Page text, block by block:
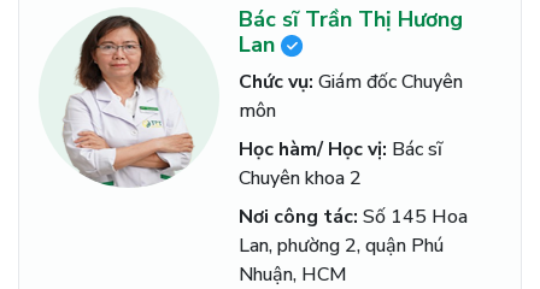
Bác sĩ Trần Thị Hương
Lan
Chức vụ: Giám đốc Chuyên
môn
Học hàm/ Học vị: Bác sĩ
Chuyên khoa 2
Nơi công tác: Số 145 Hoa
Lan, phường 2, quận Phú
Nhuận, HCM